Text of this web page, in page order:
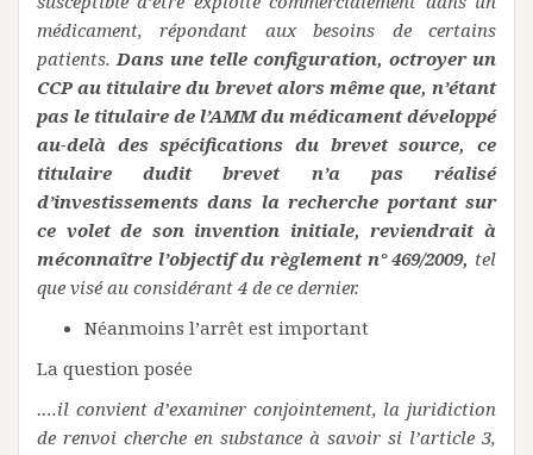
médicament, répondant aux besoins de certains
patients.Dans une telle configuration, octroyer un
CCP au titulaire du brevet alors même que, n’étant
pas le titulaire de l’AMM du médicament développé
au-delà des spécifications du brevet source, ce
titulaire dudit brevet n’a pas réalisé
d’investissements dans la recherche portant sur
ce volet de son invention initiale, reviendrait à
méconnaître l’objectif du règlement n° 469/2009, tel
que visé au considérant 4 de ce dernier.
Néanmoins l’arrêt est important
La question posée
….il convient d’examiner conjointement, la juridiction
de renvoi cherche en substance à savoir si l’article 3,